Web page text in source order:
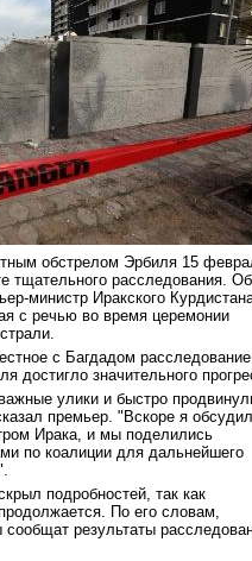
обстрелом Эрбиля 15
тщательного расследования.
министр Иракского
с речью во время церемонии
с Багдадом расследование
достигло значительного
улики и быстро
премьер. "Вскоре я
Ирака, и мы поделились
по коалиции для дальнейшего
подробностей, так как
По его словам,
результаты